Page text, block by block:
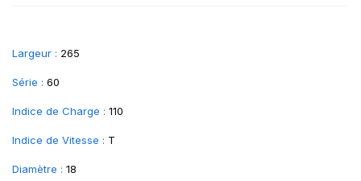
Largeur : 265
Série : 60
Indice de Charge : 110
Indice de Vitesse : T
Diamètre : 18